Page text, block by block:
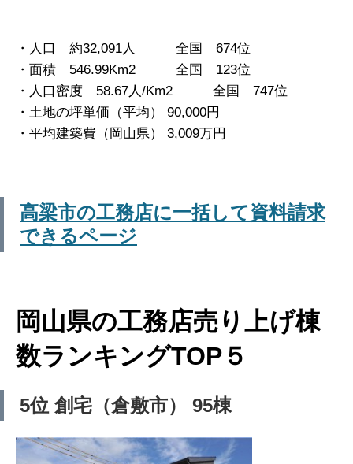
・人口 約32,091人 全国 674位
・面積 546.99Km2 全国 123位
・人口密度 58.67人/Km2 全国 747位
・土地の坪単価（平均） 90,000円
・平均建築費（岡山県） 3,009万円
高梁市の工務店に一括して資料請求
できるページ
岡山県の工務店売り上げ棟
数ランキングTOP５
5位 創宅（倉敷市） 95棟